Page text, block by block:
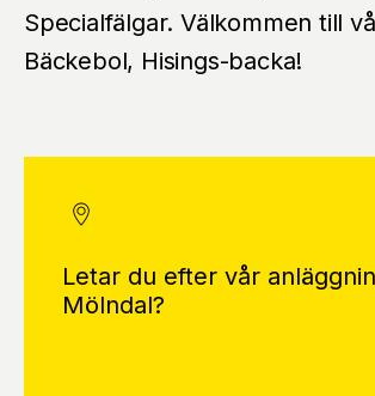
Specialfälgar. Välkommen till
Bäckebol, Hisings-backa!
Letar du efter vår
Mölndal?